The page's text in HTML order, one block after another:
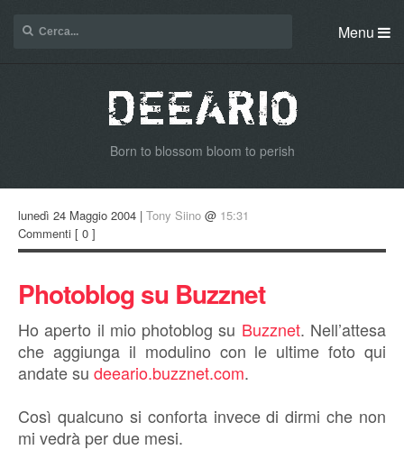
Menu
Born to blossom bloom to perish
lunedì 24 Maggio 2004 | Tony Siino @ 15:31
Commenti [ 0 ]
Photoblog su Buzznet
Ho aperto il mio photoblog su Buzznet. Nell’attesa
che aggiunga il modulino con le ultime foto qui
andate su deeario.buzznet.com.
Così qualcuno si conforta invece di dirmi che non
mi vedrà per due mesi.